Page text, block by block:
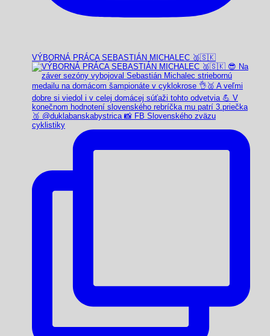
VÝBORNÁ PRÁCA SEBASTIÁN MICHALEC 🥈🇸🇰